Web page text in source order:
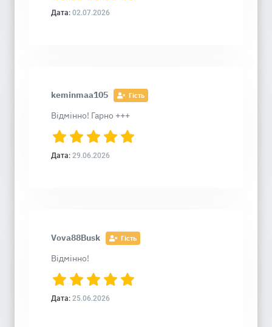
Дата: 02.07.2026
keminmaa105 Гість
Відмінно! Гарно +++
Дата: 29.06.2026
Vova88Busk Гість
Відмінно!
Дата: 25.06.2026